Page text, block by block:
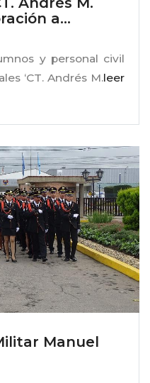
a...
y personal civil
‘CT. Andrés M.leer
Manuel